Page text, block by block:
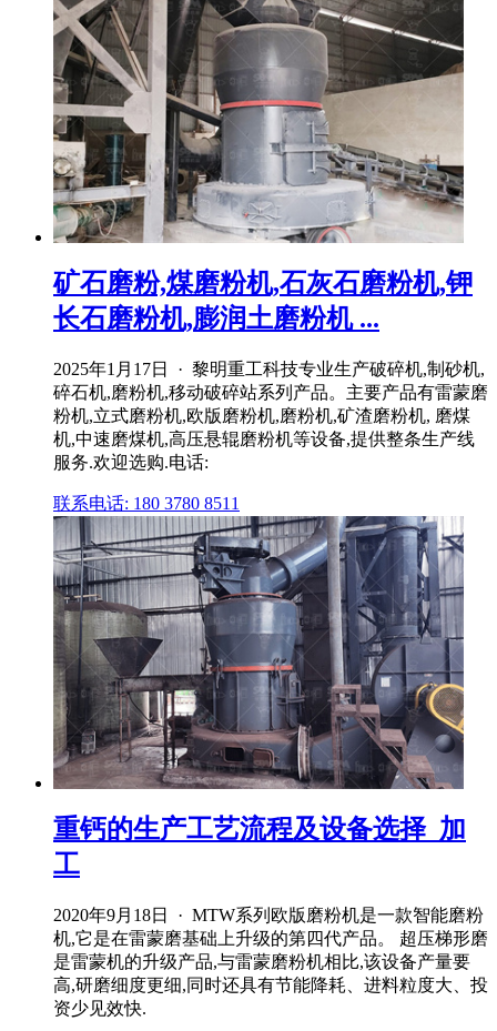
矿石磨粉,煤磨粉机,石灰石磨粉机,钾
长石磨粉机,膨润土磨粉机 ...
2025年1月17日 · 黎明重工科技专业生产破碎机,制砂机,
碎石机,磨粉机,移动破碎站系列产品。主要产品有雷蒙磨
粉机,立式磨粉机,欧版磨粉机,磨粉机,矿渣磨粉机, 磨煤
机,中速磨煤机,高压悬辊磨粉机等设备,提供整条生产线
服务.欢迎选购.电话:
联系电话: 180 3780 8511
重钙的生产工艺流程及设备选择_加
工
2020年9月18日 · MTW系列欧版磨粉机是一款智能磨粉
机,它是在雷蒙磨基础上升级的第四代产品。 超压梯形磨
是雷蒙机的升级产品,与雷蒙磨粉机相比,该设备产量要
高,研磨细度更细,同时还具有节能降耗、进料粒度大、投
资少见效快.